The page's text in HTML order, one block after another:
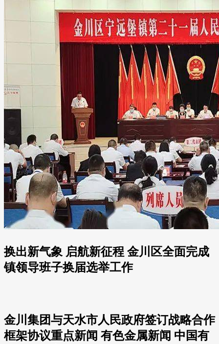
换出新气象 启航新征程 金川区全面完成
镇领导班子换届选举工作
金川集团与天水市人民政府签订战略合作
框架协议重点新闻 有色金属新闻 中国有